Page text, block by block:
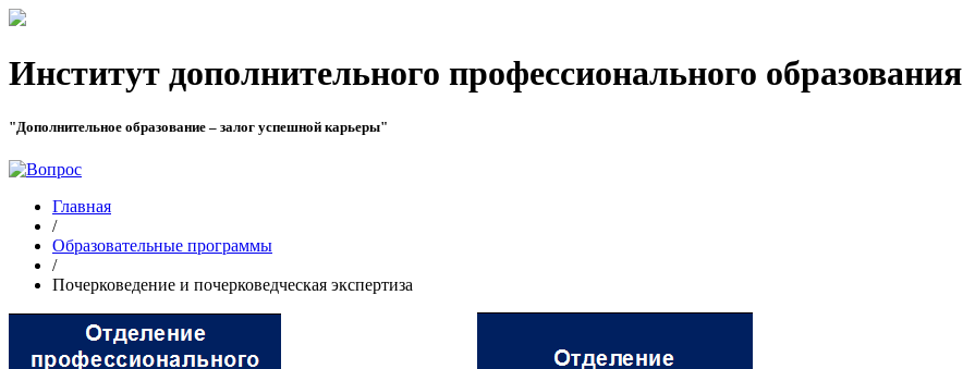
Институт дополнительного профессионального образования
"Дополнительное образование – залог успешной карьеры"
Главная
/
Образовательные программы
/
Почерковедение и почерковедческая экспертиза